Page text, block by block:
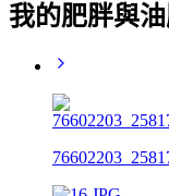
我的肥胖與